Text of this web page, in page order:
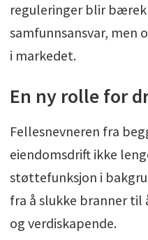
reguleringer blir
samfunnsansvar, men
i markedet.
En ny rolle for
Fellesnevneren fra
eiendomsdrift ikke
støttefunksjon i
fra å slukke branner
og verdiskapende.